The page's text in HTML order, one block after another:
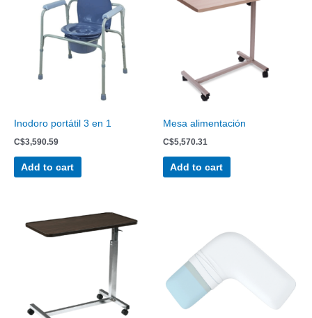
Inodoro portátil 3 en 1
C$3,590.59
Add to cart
Mesa alimentación
C$5,570.31
Add to cart